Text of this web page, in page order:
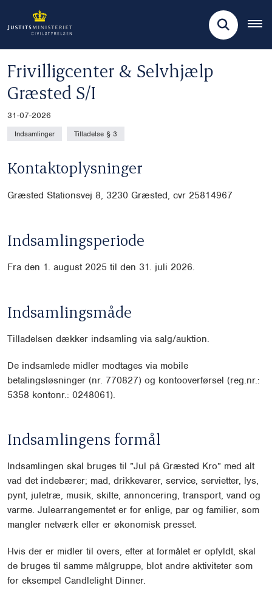
Frivilligcenter & Selvhjælp
Græsted S/I
31-07-2026
Indsamlinger Tilladelse § 3
Kontaktoplysninger
Græsted Stationsvej 8, 3230 Græsted, cvr 25814967
Indsamlingsperiode
Fra den 1. august 2025 til den 31. juli 2026.
Indsamlingsmåde
Tilladelsen dækker indsamling via salg/auktion.
De indsamlede midler modtages via mobile
betalingsløsninger (nr. 770827) og kontooverførsel (reg.nr.:
5358 kontonr.: 0248061).
Indsamlingens formål
Indsamlingen skal bruges til ”Jul på Græsted Kro” med alt
vad det indebærer; mad, drikkevarer, service, servietter, lys,
pynt, juletræ, musik, skilte, annoncering, transport, vand og
varme. Julearrangementet er for enlige, par og familier, som
mangler netværk eller er økonomisk presset.
Hvis der er midler til overs, efter at formålet er opfyldt, skal
de bruges til samme målgruppe, blot andre aktiviteter som
for eksempel Candlelight Dinner.